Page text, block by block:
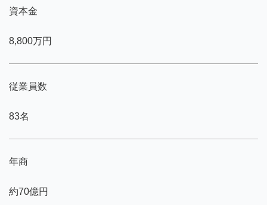
資本金
8,800万円
従業員数
83名
年商
約70億円